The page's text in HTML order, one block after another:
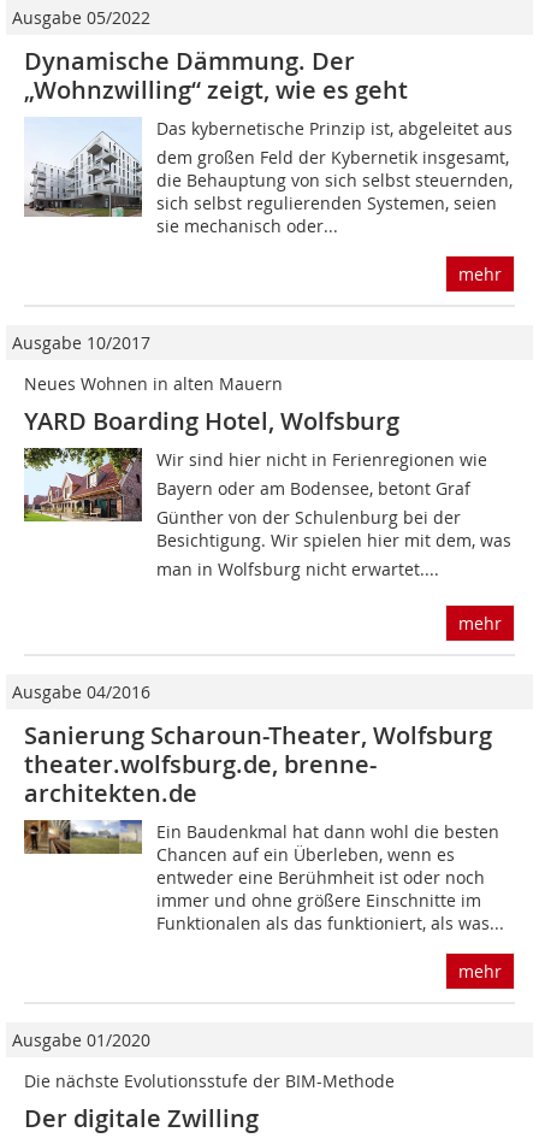
Ausgabe 05/2022
Dynamische Dämmung. Der
„Wohnzwilling“ zeigt, wie es geht
Das kybernetische Prinzip ist, abgeleitet aus
dem großen Feld der Kybernetik insgesamt,
die Behauptung von sich selbst steuernden,
sich selbst regulierenden Systemen, seien
sie mechanisch oder...
mehr
Ausgabe 10/2017
Neues Wohnen in alten Mauern
YARD Boarding Hotel, Wolfsburg
Wir sind hier nicht in Ferienregionen wie
Bayern oder am Bodensee, betont Graf
Günther von der Schulenburg bei der
Besichtigung. Wir spielen hier mit dem, was
man in Wolfsburg nicht erwartet....
mehr
Ausgabe 04/2016
Sanierung Scharoun-Theater, Wolfsburg
theater.wolfsburg.de, brenne-
architekten.de
Ein Baudenkmal hat dann wohl die besten
Chancen auf ein Überleben, wenn es
entweder eine Berühmheit ist oder noch
immer und ohne größere Einschnitte im
Funktionalen als das funktioniert, als was...
mehr
Ausgabe 01/2020
Die nächste Evolutionsstufe der BIM-Methode
Der digitale Zwilling